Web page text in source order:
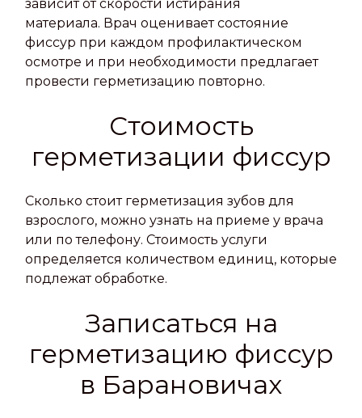
зависит от скорости истирания
материала. Врач оценивает состояние
фиссур при каждом профилактическом
осмотре и при необходимости предлагает
провести герметизацию повторно.
Стоимость
герметизации фиссур
Сколько стоит герметизация зубов для
взрослого, можно узнать на приеме у врача
или по телефону. Стоимость услуги
определяется количеством единиц, которые
подлежат обработке.
Записаться на
герметизацию фиссур
в Барановичах